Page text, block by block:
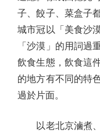
子、餃子、菜盒子
城市冠以「美食沙
「沙漠」的用詞過
飲食生態，飲食這
的地方有不同的特
過於片面。
以老北京滷煮、